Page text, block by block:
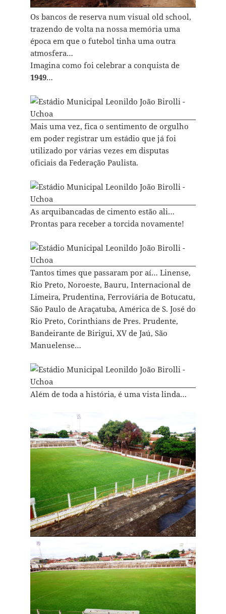
Os bancos de reserva num visual old school,
trazendo de volta na nossa memória uma
época em que o futebol tinha uma outra
atmosfera…
Imagina como foi celebrar a conquista de
1949…
Mais uma vez, fica o sentimento de orgulho
em poder registrar um estádio que já foi
utilizado por várias vezes em disputas
oficiais da Federação Paulista.
As arquibancadas de cimento estão ali…
Prontas para receber a torcida novamente!
Tantos times que passaram por aí… Linense,
Rio Preto, Noroeste, Bauru, Internacional de
Limeira, Prudentina, Ferroviária de Botucatu,
São Paulo de Araçatuba, América de S. José do
Rio Preto, Corinthians de Pres. Prudente,
Bandeirante de Birigui, XV de Jaú, São
Manuelense…
Além de toda a história, é uma vista linda…